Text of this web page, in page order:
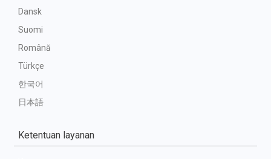
Dansk
Suomi
Română
Türkçe
한국어
日本語
Ketentuan layanan